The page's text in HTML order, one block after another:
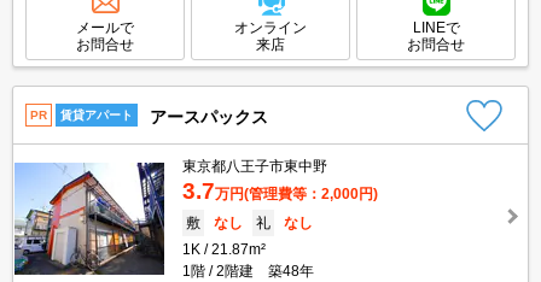
メールで
お問合せ
オンライン
来店
LINEで
お問合せ
PR 賃貸アパート アースパックス
東京都八王子市東中野
3.7万円(管理費等：2,000円)
敷
なし 礼
なし
1K
21.87m²
1階
2階建 築48年